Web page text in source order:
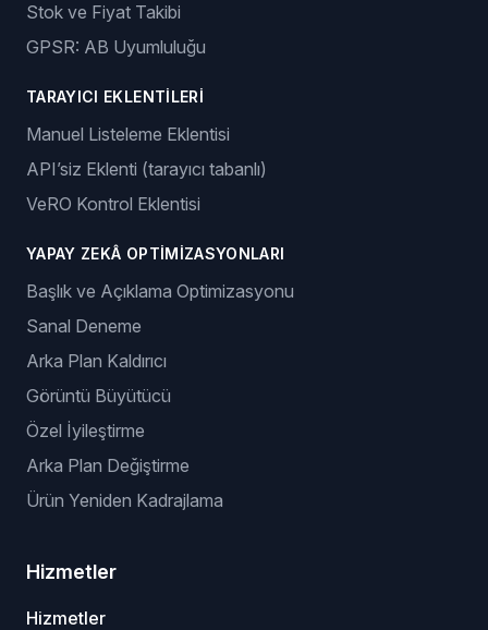
Stok ve Fiyat Takibi
GPSR: AB Uyumluluğu
TARAYICI EKLENTILERI
Manuel Listeleme Eklentisi
API’siz Eklenti (tarayıcı tabanlı)
VeRO Kontrol Eklentisi
YAPAY ZEKÂ OPTIMIZASYONLARI
Başlık ve Açıklama Optimizasyonu
Sanal Deneme
Arka Plan Kaldırıcı
Görüntü Büyütücü
Özel İyileştirme
Arka Plan Değiştirme
Ürün Yeniden Kadrajlama
Hizmetler
Hizmetler